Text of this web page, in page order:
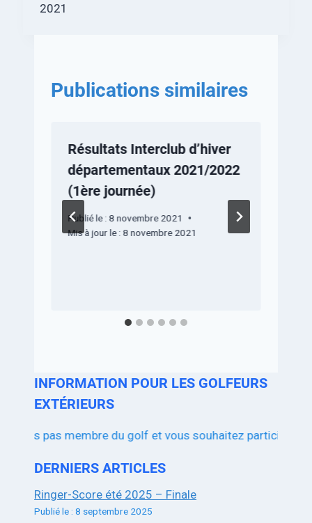
2021
Publications similaires
Résultats Interclub d’hiver
départementaux 2021/2022
(1ère journée)
Publié le : 8 novembre 2021
Mis à jour le : 8 novembre 2021
INFORMATION POUR LES GOLFEURS
EXTÉRIEURS
membre du golf et vous souhaitez participer aux
DERNIERS ARTICLES
Ringer-Score été 2025 – Finale
Publié le : 8 septembre 2025